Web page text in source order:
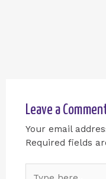
Leave a
Your email
Required fields